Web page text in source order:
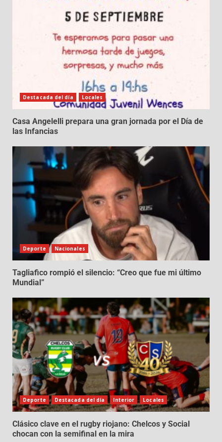
Destacada del día Locales
Casa Angelelli prepara una gran jornada por el Día de
las Infancias
Deporte Nacionales
Tagliafico rompió el silencio: “Creo que fue mi último
Mundial”
Deporte Destacada del día Interior Locales
Clásico clave en el rugby riojano: Chelcos y Social
chocan con la semifinal en la mira